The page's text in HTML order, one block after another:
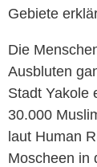
Gebiete
Die
Ausbluten
Stadt Yakole
30.000
laut Human
Moscheen in